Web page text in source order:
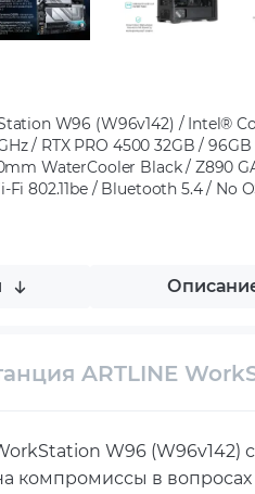
W96 (W96v142) / Intel®
/ RTX PRO 4500 32GB /
WaterCooler Black / Z890
802.11be / Bluetooth 5.4 / No
ARTLINE
W96 (W96v142)
компромиссы в